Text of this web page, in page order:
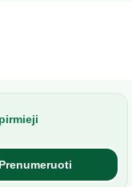
Prenumeruoti